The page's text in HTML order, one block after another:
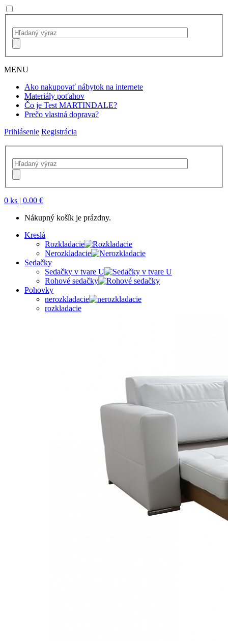
MENU
Ako nakupovať nábytok na internete
Materiály poťahov
Čo je Test MARTINDALE?
Prečo vlastná doprava?
Prihlásenie Registrácia
0 ks | 0.00 €
Nákupný košík je prázdny.
Kreslá
Rozkladacie
Nerozkladacie
Sedačky
Sedačky v tvare U
Rohové sedačky
Pohovky
nerozkladacie
rozkladacie